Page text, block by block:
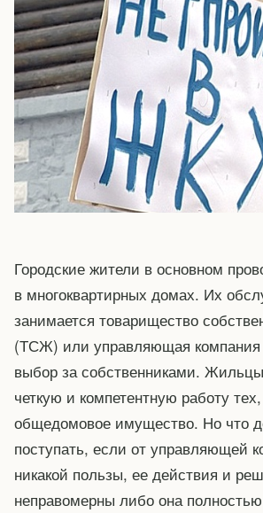
Городские жители в основном
в многоквартирных домах. Их
занимается товарищество
(ТСЖ) или управляющая компания
выбор за собственниками.
четкую и компетентную работу
общедомовое имущество. Но что
поступать, если от управляющей
никакой пользы, ее действия и
неправомерны либо она